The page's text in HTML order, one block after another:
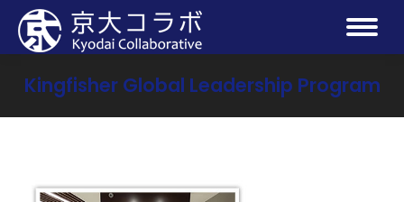
Kingfisher Global Leadership Program